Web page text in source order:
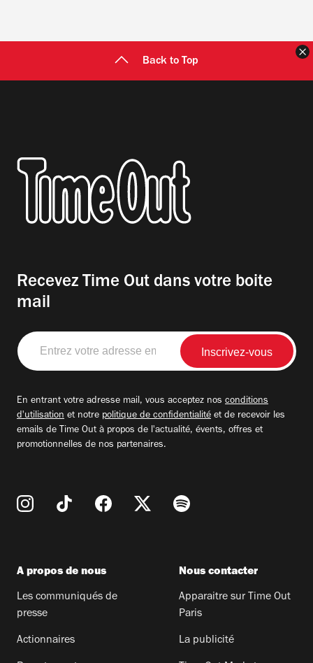
Back to Top
Recevez Time Out dans votre boite
mail
Entrez
votre
adresse
En entrant votre adresse mail, vous acceptez nos conditions
d'utilisation et notre politique de confidentialité et de recevoir les
emails de Time Out à propos de l'actualité, évents, offres et
promotionnelles de nos partenaires.
A propos de nous
Les communiqués de
presse
Actionnaires
Nous contacter
Apparaitre sur Time Out
Paris
La publicité